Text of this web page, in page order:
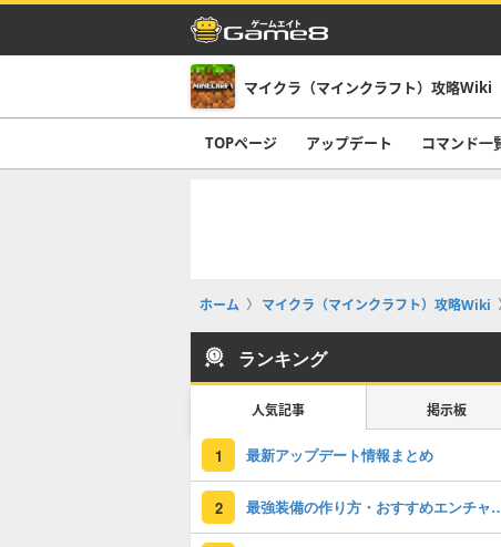
マイクラ（マインクラフト）攻略Wiki
TOPページ アップデート コマンド一
ホーム マイクラ（マインクラフト）攻略Wiki
ランキング
人気記事 掲示板
1 最新アップデート情報まとめ
2 最強装備の作り方